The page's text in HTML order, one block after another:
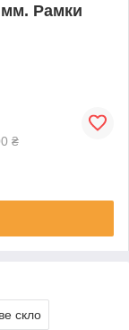
мм. Рамки
₴
скло